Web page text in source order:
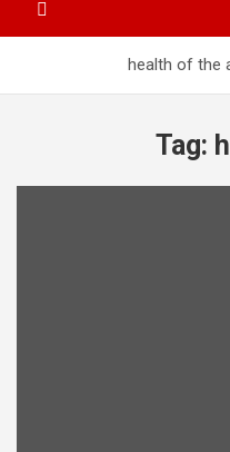
health of the
Tag: